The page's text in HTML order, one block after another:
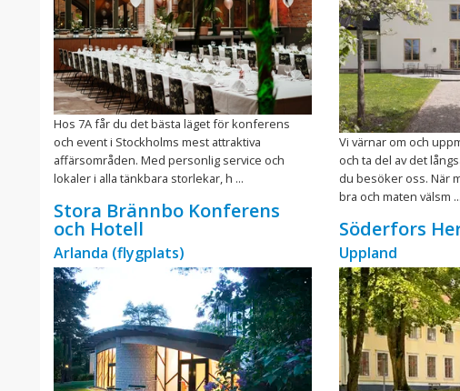
Hos 7A får du det bästa läget för konferens
och event i Stockholms mest attraktiva
affärsområden. Med personlig service och
lokaler i alla tänkbara storlekar, h ...
Stora Brännbo Konferens
och Hotell
Arlanda (flygplats)
Vi värnar om och
och ta del av det
du besöker oss. När
bra och maten välsm ...
Söderfors
Uppland